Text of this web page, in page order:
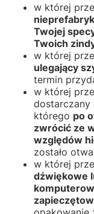
w której
Twojej
Twoich
w której
ulegający
termin
w której
dostarczany
którego po
zwrócić ze
względów
zostało
w której
dźwiękowe